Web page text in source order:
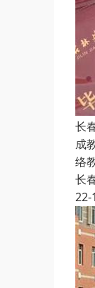
长
成
络
长
22-